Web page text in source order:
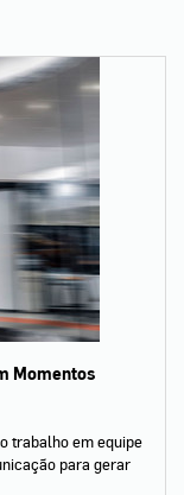
Momentos
trabalho em equipe
para gerar